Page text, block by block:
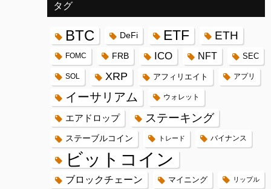
タグ
BTC DeFi ETF ETH
FOMC FRB ICO NFT SEC
SOL XRP アフィリエイト アプリ
イーサリアム ウォレット
エアドロップ ステーキング
ステーブルコイン トレード バイナンス
ビットコイン
ブロックチェーン マイニング リップル